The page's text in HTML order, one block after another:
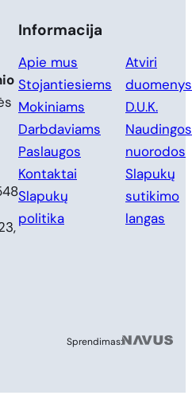
Informacija
Apie mus
Stojantiesiems
Mokiniams
Darbdaviams
Paslaugos
Kontaktai
Slapukų
politika
Atviri
duomenys
D.U.K.
Naudingos
nuorodos
Slapukų
sutikimo
langas
Sprendimas: MB